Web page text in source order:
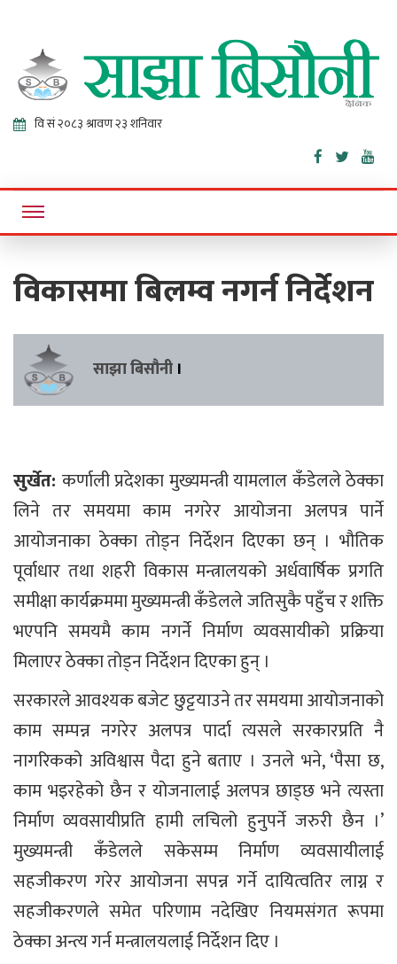
Sajha
Bisaunee
Online News Portal
विकासमा बिलम्व नगर्न निर्देशन
साझा बिसौनी ।
सुर्खेत: कर्णाली प्रदेशका मुख्यमन्त्री यामलाल कँडेलले ठेक्का
लिने तर समयमा काम नगरेर आयोजना अलपत्र पार्ने
आयोजनाका ठेक्का तोड्न निर्देशन दिएका छन् । भौतिक
पूर्वाधार तथा शहरी विकास मन्त्रालयको अर्धवार्षिक प्रगति
समीक्षा कार्यक्रममा मुख्यमन्त्री कँडेलले जतिसुकै पहुँच र शक्ति
भएपनि समयमै काम नगर्ने निर्माण व्यवसायीको प्रक्रिया
मिलाएर ठेक्का तोड्न निर्देशन दिएका हुन् ।
सरकारले आवश्यक बजेट छुट्टयाउने तर समयमा आयोजनाको
काम सम्पन्न नगरेर अलपत्र पार्दा त्यसले सरकारप्रति नै
नागरिकको अविश्वास पैदा हुने बताए । उनले भने, ‘पैसा छ,
काम भइरहेको छैन र योजनालाई अलपत्र छाड्छ भने त्यस्ता
निर्माण व्यवसायीप्रति हामी लचिलो हुनुपर्ने जरुरी छैन ।’
मुख्यमन्त्री कँडेलले सकेसम्म निर्माण व्यवसायीलाई
सहजीकरण गरेर आयोजना सपन्न गर्ने दायित्वतिर लाग्न र
सहजीकरणले समेत परिणाम नदेखिए नियमसंगत रूपमा
ठेक्का अन्त्य गर्न मन्त्रालयलाई निर्देशन दिए ।